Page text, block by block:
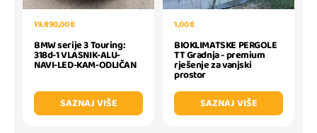
19.890,00 €
BMW serije 3 Touring:
318d-1 VLASNIK-ALU-
NAVI-LED-KAM-ODLIČAN
SAZNAJ VIŠE
1,00 €
BIOKLIMATSKE PERGOLE
TT Gradnja - premium
rješenje za vanjski
prostor
SAZNAJ VIŠE